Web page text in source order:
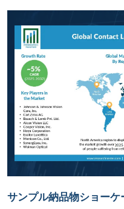
サンプル納品物ショーケ